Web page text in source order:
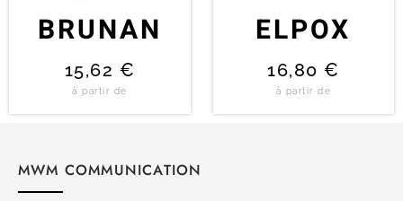
BRUNAN
15,62 €
à partir de
ELPOX
16,80 €
à partir de
MWM COMMUNICATION